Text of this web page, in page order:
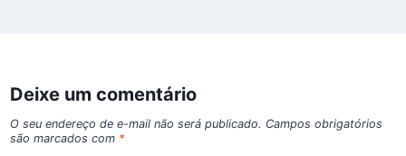
Deixe um comentário
O seu endereço de e-mail não será publicado. Campos obrigatórios
são marcados com *